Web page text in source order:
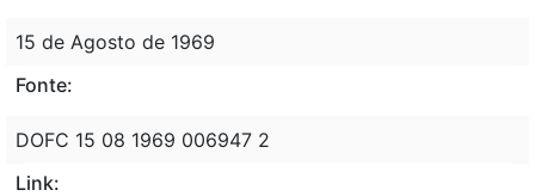
15 de Agosto de 1969
Fonte:
DOFC 15 08 1969 006947 2
Link: